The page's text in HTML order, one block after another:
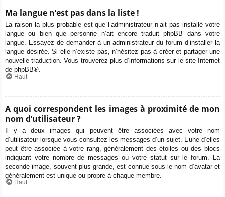
Ma langue n’est pas dans la liste !
La raison la plus probable est que l’administrateur n’ait pas installé votre
langue ou bien que personne n’ait encore traduit phpBB dans votre
langue. Essayez de demander à un administrateur du forum d’installer la
langue désirée. Si elle n’existe pas, n’hésitez pas à créer et partager une
nouvelle traduction. Vous trouverez plus d’informations sur le site Internet
de phpBB®.
Haut
A quoi correspondent les images à proximité de mon
nom d’utilisateur ?
Il y a deux images qui peuvent être associées avec votre nom
d’utilisateur lorsque vous consultez les messages d’un sujet. L’une d’elles
peut être associée à votre rang, généralement des étoiles ou des blocs
indiquant votre nombre de messages ou votre statut sur le forum. La
seconde image, souvent plus grande, est connue sous le nom d’avatar et
généralement est unique ou propre à chaque membre.
Haut